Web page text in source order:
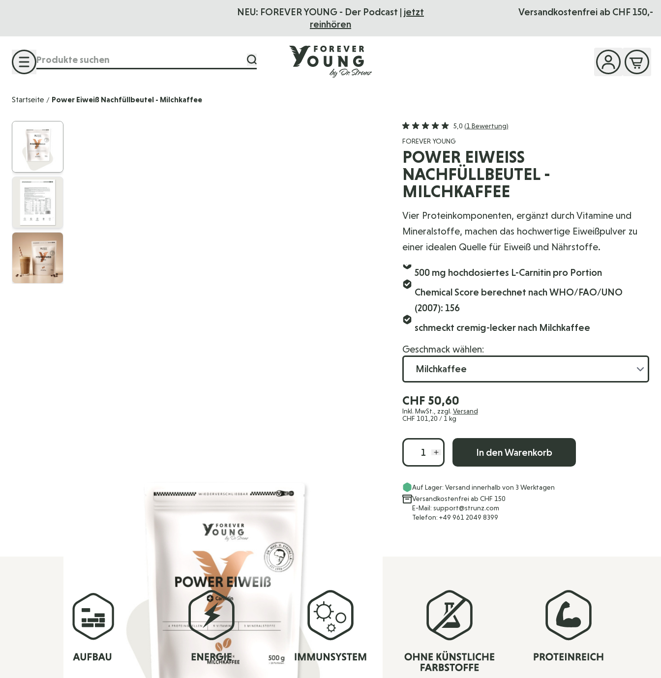
NEU: FOREVER YOUNG - Der Podcast | jetzt
reinhören
Versandkostenfrei ab CHF 150,-
Suche
Startseite / Power Eiweiß Nachfüllbeutel - Milchkaffee
View larger image
View larger image
View larger image
5,0 (1 Bewertung)
FOREVER YOUNG
POWER EIWEISS N
ACHFÜLLBEUTEL - M
ILCHKAFFEE
Vier Proteinkomponenten, ergänzt durch Vitamine und
Mineralstoffe, machen das hochwertige Eiweißpulver zu
einer idealen Quelle für Eiweiß und Nährstoffe.
500 mg hochdosiertes L-Carnitin pro Portion
Chemical Score berechnet nach WHO/FAO/UNO
(2007): 156
schmeckt cremig-lecker nach Milchkaffee
Geschmack wählen:
CHF 50,60
Inkl. MwSt., zzgl. Versand
CHF 101,20 / 1 kg
Menge
In den Warenkorb
Auf Lager: Versand innerhalb von 3 Werktagen
Versandkostenfrei ab CHF 150
E-Mail: support@strunz.com
Telefon: +49 961 2049 8399